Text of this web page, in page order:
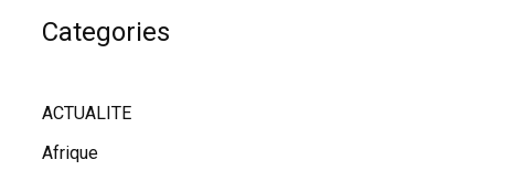
Categories
ACTUALITE
Afrique